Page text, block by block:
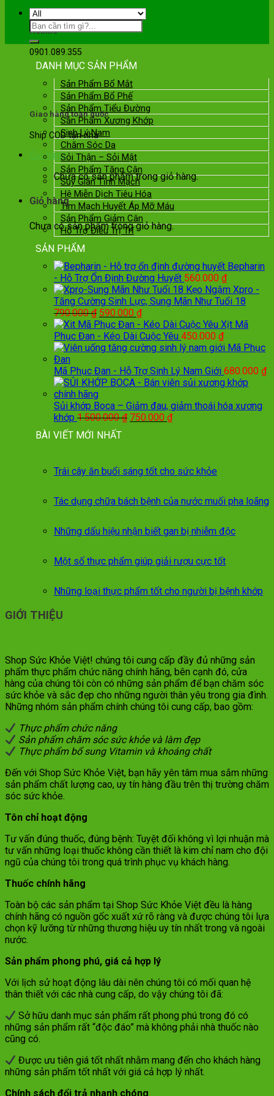
Hotline
0901.089.355
Giao hàng toàn quốc
Ship COD tận nhà
Giỏ hàng
Chưa có sản phẩm trong giỏ hàng.
Giỏ hàng
Chưa có sản phẩm trong giỏ hàng.
DANH MỤC SẢN PHẨM
Sản Phẩm Bổ Mắt
Sản Phẩm Bổ Phế
Sản Phẩm Tiểu Đường
Sản Phẩm Xương Khớp
Sinh Lý Nam
Chăm Sóc Da
Sỏi Thận – Sỏi Mật
Sản Phẩm Tăng Cân
Suy Giãn Tĩnh Mạch
Hệ Miễn Dịch Tiêu Hóa
Tim Mạch Huyết Áp Mỡ Máu
Sản Phẩm Giảm Cân
Hỗ Trợ Điều Trị Trĩ
SẢN PHẨM
Bepharin
- Hỗ Trợ Ổn Định Đường Huyết 560.000 ₫
Kẹo Ngậm Xpro -
Tăng Cường Sinh Lực, Sung Mãn Như Tuổi 18
790.000₫ Giá
gốc
là:
790.000 ₫.
590.000 ₫Giá
hiện
tại
là:
Xịt Mã
Phục Đan - Kéo Dài Cuộc Yêu 450.000 ₫
Mã Phục Đan - Hỗ Trợ Sinh Lý Nam Giới 680.000 ₫
Sủi khớp Boca – Giảm đau, giảm thoái hóa xương
khớp 1.500.000₫ Giá
750.000 ₫Giá
BÀI VIẾT MỚI NHẤT
Trái cây ăn buổi sáng tốt cho sức khỏe
Tác dụng chữa bách bệnh của nước muối pha loãng
Những dấu hiệu nhận biết gan bị nhiễm độc
Một số thực phẩm giúp giải rượu cực tốt
Những loại thực phẩm tốt cho người bị bệnh khớp
GIỚI THIỆU
Shop Sức Khỏe Việt! chúng tôi cung cấp đầy đủ những sản
phẩm thực phẩm chức năng chính hãng, bên cạnh đó, cửa
hàng của chúng tôi còn có những sản phẩm để bạn chăm sóc
sức khỏe và sắc đẹp cho những người thân yêu trong gia đình.
Những nhóm sản phẩm chính chúng tôi cung cấp, bao gồm:
Thực phẩm chức năng
Sản phẩm chăm sóc sức khỏe và làm đẹp
Thực phẩm bổ sung Vitamin và khoáng chất
Đến với Shop Sức Khỏe Việt, bạn hãy yên tâm mua sắm những
sản phẩm chất lượng cao, uy tín hàng đầu trên thị trường chăm
sóc sức khỏe.
Tôn chỉ hoạt động
Tư vấn đúng thuốc, đúng bệnh: Tuyệt đối không vì lợi nhuận mà
tư vấn những loại thuốc không cần thiết là kim chỉ nam cho đội
ngũ của chúng tôi trong quá trình phục vụ khách hàng.
Thuốc chính hãng
Toàn bộ các sản phẩm tại Shop Sức Khỏe Việt đều là hàng
chính hãng có nguồn gốc xuất xứ rõ ràng và được chúng tôi lựa
chọn kỹ lưỡng từ những thương hiệu uy tín nhất trong và ngoài
nước.
Sản phẩm phong phú, giá cả hợp lý
Với lịch sử hoạt động lâu dài nên chúng tôi có mối quan hệ
thân thiết với các nhà cung cấp, do vậy chúng tôi đã:
Sở hữu danh mục sản phẩm rất phong phú trong đó có
những sản phẩm rất “độc đáo” mà không phải nhà thuốc nào
cũng có.
Được ưu tiên giá tốt nhất nhằm mang đến cho khách hàng
những sản phẩm tốt nhất với giá cả hợp lý nhất.
Chính sách đổi trả nhanh chóng